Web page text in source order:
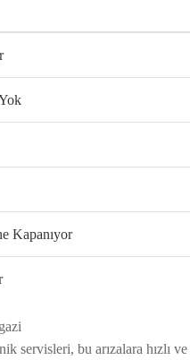
Kapanıyor
servisleri, bu arızalara hızlı